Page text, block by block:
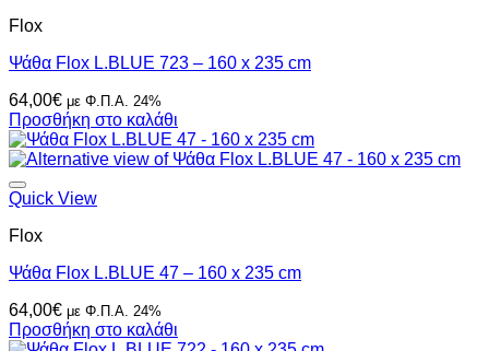
Flox
Ψάθα Flox L.BLUE 723 – 160 x 235 cm
64,00€ με Φ.Π.Α. 24%
Προσθήκη στο καλάθι
Quick View
Flox
Ψάθα Flox L.BLUE 47 – 160 x 235 cm
64,00€ με Φ.Π.Α. 24%
Προσθήκη στο καλάθι